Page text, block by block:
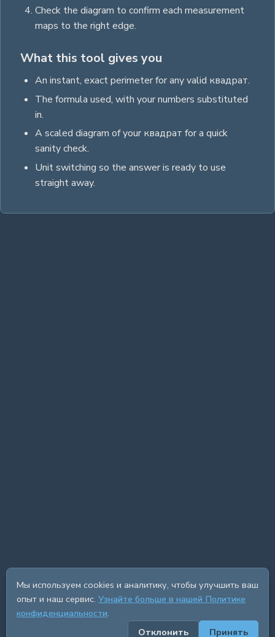
Check the diagram to confirm each measurement
maps to the right edge.
What this tool gives you
An instant, exactperimeterfor any valid квадрат.
The formula used, with your numbers substituted
in.
A scaled diagram of your квадрат for a quick
sanity check.
Unit switching so the answer is ready to use
straight away.
Мы используем cookies и аналитику, чтобы улучшить ваш
опыт и наш сервис. Узнайте больше в нашей Политике
конфиденциальности.
Отклонить
Принять